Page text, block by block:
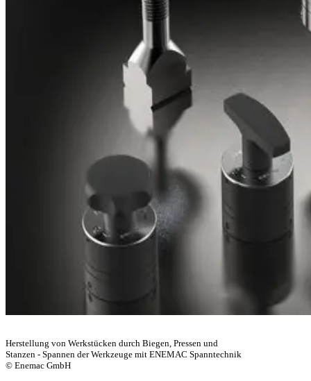
Herstellung von Werkstücken durch Biegen, Pressen und
Stanzen - Spannen der Werkzeuge mit ENEMAC Spanntechnik
© Enemac GmbH